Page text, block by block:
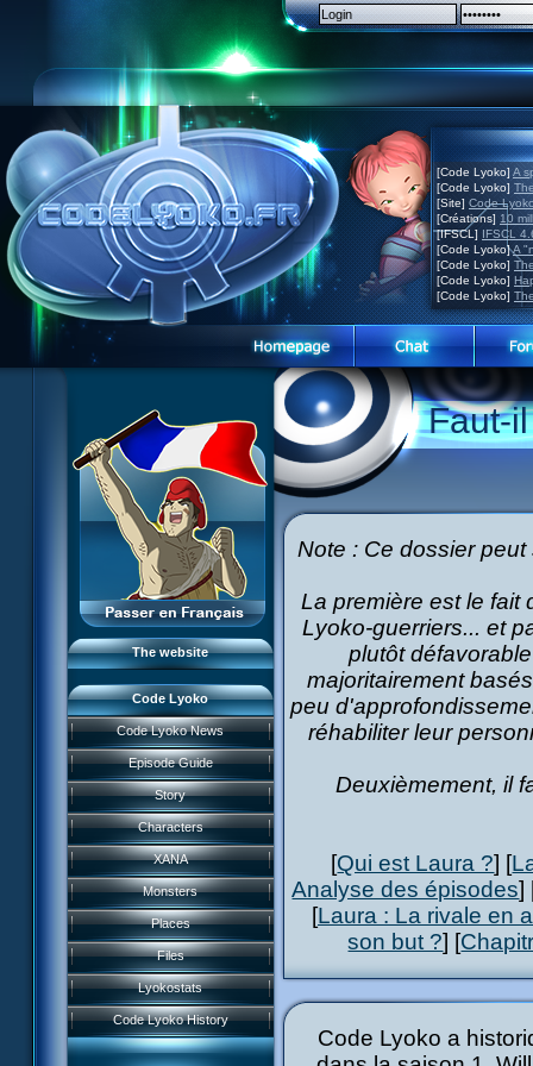
[Code Lyoko] A
[Code Lyoko]
[Site] Code
[Créations] 10
[IFSCL] IFSCL
[Code Lyoko]A
[Code Lyoko]
[Code Lyoko]
[Code Lyoko]
The website
Guided tour
Sign up
Contact
Contests
The team
LyokoNetwork
Professionals
Code Lyoko
Code Lyoko News
Episode Guide
Story
Characters
XANA
Monsters
Places
Files
Lyokostats
Code Lyoko History
Code Lyoko News
Episode guide
Story
Characters
Actors
XANA
Monsters
Places
Files
Lyokostats
Garage Kids
Comics
Code Lyoko Chronicles
Code Lyoko events
Music
Videos
Renders & HD images
FR3 game
Faut-
Note : Ce dossier
La première est le fait
Lyoko-guerriers... et
plutôt
majoritairement
peu
réhabiliter leur
Deuxièmement, il
[Qui est Laura ?] [
Analyse des épisodes]
[Laura : La rivale en
son but ?] [
Code Lyoko a